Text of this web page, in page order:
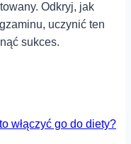
Odkryj, jak
uczynić ten
sukces.